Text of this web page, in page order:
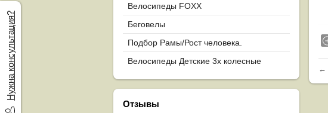
Велосипеды FOXX
Беговелы
Подбор Рамы/Рост человека.
Велосипеды Детские 3х колесные
Отзывы
←
Нужна консультация?